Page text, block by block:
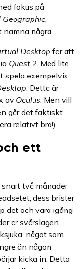
fokus på
Geographic
nämna några.
Desktop för att
Quest 2 . Med lite
spela exempelvis
. Detta är
av Oculus . Men vill
går det faktiskt
relativt bra!).
ett
snart två månader
dess brister
det och vara igång
är svårslagen.
något som
än någon
kicka in. Detta